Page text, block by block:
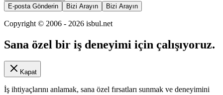
E-posta Gönderin
Bizi Arayın Bizi Arayın
Copyright © 2006 - 2026 isbul.net
Sana özel bir iş deneyimi için çalışıyoruz.
Kapat
İş ihtiyaçlarını anlamak, sana özel fırsatları sunmak ve deneyimini